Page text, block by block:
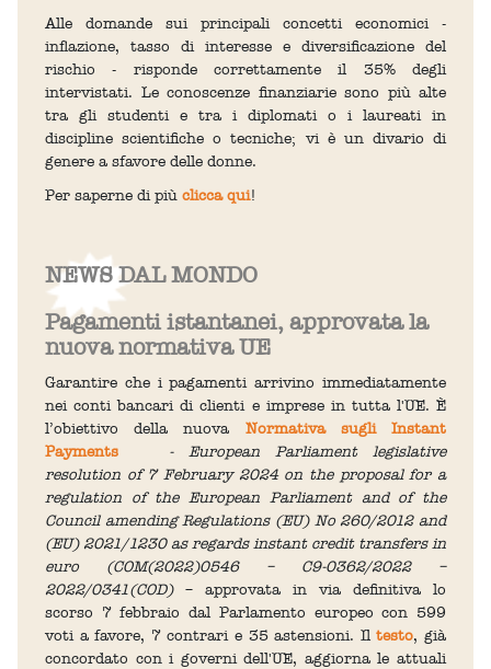
Alle domande sui principali concetti economici -
inflazione, tasso di interesse e diversificazione del
rischio - risponde correttamente il 35% degli
intervistati. Le conoscenze finanziarie sono più alte
tra gli studenti e tra i diplomati o i laureati in
discipline scientifiche o tecniche; vi è un divario di
genere a sfavore delle donne.
Per saperne di più clicca qui!
NEWS DAL MONDO
Pagamenti istantanei, approvata la
nuova normativa UE
Garantire che i pagamenti arrivino immediatamente
nei conti bancari di clienti e imprese in tutta l'UE. È
l’obiettivo della nuova Normativa sugli Instant
Payments
- European Parliament legislative
resolution of 7 February 2024 on the proposal for a
regulation of the European Parliament and of the
Council amending Regulations (EU) No 260/2012 and
(EU) 2021/1230 as regards instant credit transfers in
euro (COM(2022)0546 – C9-0362/2022 –
2022/0341(COD)– approvata in via definitiva lo
scorso 7 febbraio dal Parlamento europeo con 599
voti a favore, 7 contrari e 35 astensioni. Iltesto, già
concordato con i governi dell'UE, aggiorna le attuali